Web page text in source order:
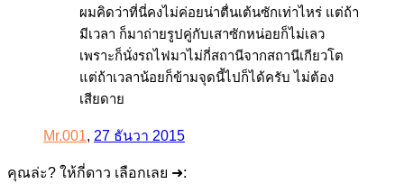
ผมคิดว่าที่นี่คงไม่ค่อยน่าตื่นเต้นซักเท่าไหร่ แต่ถ้า
มีเวลา ก็มาถ่ายรูปคู่กับเสาซักหน่อยก็ไม่เลว
เพราะก็นั่งรถไฟมาไม่กี่สถานีจากสถานีเกียวโต
แต่ถ้าเวลาน้อยก็ข้ามจุดนี้ไปก็ได้ครับ ไม่ต้อง
เสียดาย
Mr.001, 27 ธันวา 2015
คุณล่ะ? ให้กี่ดาว เลือกเลย ➜: